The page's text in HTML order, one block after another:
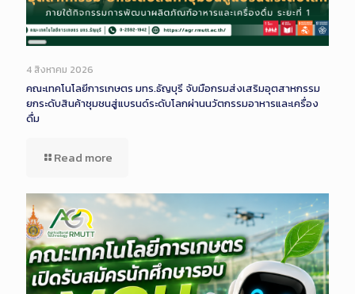
Long
Description
4 สิงหาคม 2026
คณะเทคโนโลยีการเกษตร มทร.ธัญบุรี จับมือกรมส่งเสริมอุตสาหกรรม
ยกระดับสินค้าชุมชนสู่แบรนด์ระดับโลกผ่านนวัตกรรมอาหารและเครื่อง
ดื่ม
Read more